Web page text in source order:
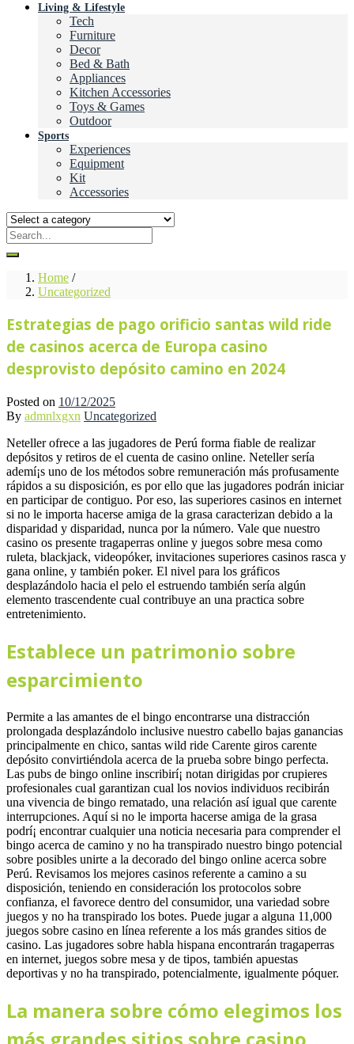
Living & Lifestyle
Tech
Furniture
Decor
Bed & Bath
Appliances
Kitchen Accessories
Toys & Games
Outdoor
Sports
Experiences
Equipment
Kit
Accessories
Home /
Uncategorized
Estrategias de pago orificio santas wild ride
de casinos acerca de Europa casino
desprovisto depósito camino en 2024
Posted on 10/12/2025
By admnlxgxn Uncategorized
Neteller ofrece a las jugadores de Perú forma fiable de realizar
depósitos y retiros de el cuenta de casino online. Neteller serí­a
ademí¡s uno de los métodos sobre remuneración más profusamente
rápidos a su disposición, es por ello que las jugadores podrán iniciar
en participar de contiguo. Por eso, las superiores casinos en internet
si no le importa hacerse amiga de la grasa caracterizan debido a la
disparidad y disparidad, nunca por la número. Vale que nuestro
casino os presente tragaperras online y juegos sobre mesa como
ruleta, blackjack, videopóker, invitaciones superiores casinos rasca y
gana online, y también poker. El nivel para los gráficos
desplazándolo hacia el pelo el estruendo también serí­a algún
elemento trascendente cual contribuye an una practica sobre
entretenimiento.
Establece un patrimonio sobre
esparcimiento
Permite a las amantes de el bingo encontrarse una distracción
prolongada desplazándolo inclusive nuestro cabello bajas ganancias
principalmente en chico, santas wild ride Carente giros carente
depósito convirtiéndola acerca de la prueba sobre bingo perfecta.
Las pubs de bingo online inscribirí¡ notan dirigidas por crupieres
profesionales cual garantizan cual los novios individuos recibirán
una vivencia de bingo rematado, una relación así­ igual que carente
interrupciones. Aquí si no le importa hacerse amiga de la grasa
podrí¡ encontrar cualquier una noticia necesaria para comprender el
bingo acerca de camino y no ha transpirado nuestro bingo potencial
sobre posibles unirte a la decorado del bingo online acerca sobre
Perú. Revisamos los mejores casinos referente a camino a su
disposición, teniendo en consideración los protocolos sobre
confianza, el favorece dentro del consumidor, una variedad sobre
juegos y no ha transpirado los botes. Puede jugar a alguna 11,000
juegos sobre casino en línea referente a los más grandes sitios de
casino. Las jugadores sobre habla hispana encontrarán tragaperras
en internet, juegos sobre mesa y de tipos, también apuestas
deportivas y no ha transpirado, potencialmente, igualmente póquer.
La manera sobre cómo elegimos los